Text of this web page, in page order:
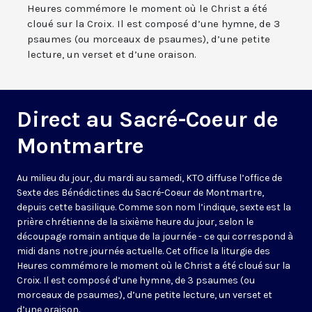
Heures commémore le moment où le Christ a été
cloué sur la Croix. Il est composé d’une hymne, de 3
psaumes (ou morceaux de psaumes), d’une petite
lecture, un verset et d’une oraison.
Direct au Sacré-Coeur de
Montmartre
Au milieu du jour, du mardi au samedi, KTO diffuse l’office de
Sexte des Bénédictines du Sacré-Coeur de Montmartre,
depuis cette basilique. Comme son nom l’indique, sexte est la
prière chrétienne de la sixième heure du jour, selon le
découpage romain antique de la journée - ce qui correspond à
midi dans notre journée actuelle. Cet office la liturgie des
Heures commémore le moment où le Christ a été cloué sur la
Croix. Il est composé d’une hymne, de 3 psaumes (ou
morceaux de psaumes), d’une petite lecture, un verset et
d’une oraison.